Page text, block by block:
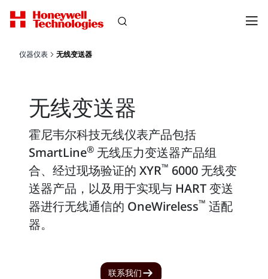
仪器仪表 无线变送器
无线变送器
霍尼韦尔科技无线仪表产品包括
SmartLine® 无线压力变送器产品组
合、经过现场验证的 XYR™ 6000 无线变
送器产品，以及用于实现与 HART 变送
器进行无线通信的 OneWireless™ 适配
器。
联系我们